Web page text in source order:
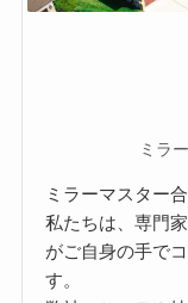
ミラ
ミラーマスター
私たちは、専門
がご自身の手で
す。